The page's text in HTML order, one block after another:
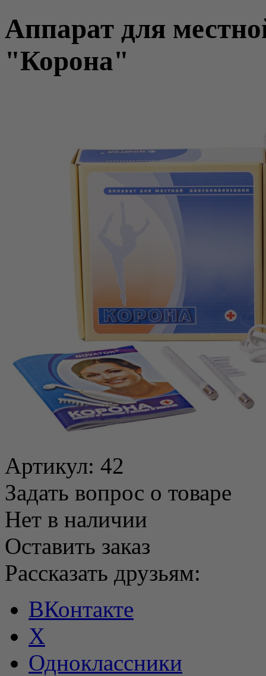
Аппарат для
"Корона"
Артикул: 42
Задать вопрос о товаре
Нет в наличии
Оставить заказ
Рассказать друзьям:
ВКонтакте
X
Одноклассники